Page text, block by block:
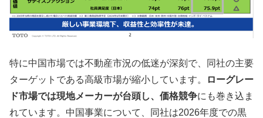
特に中国市場では不動産市況の低迷が深刻で、同社の主要
ターゲットである高級市場が縮小しています。
ローグレー
ド市場では現地メーカーが台頭し、価格競争にも巻き込ま
れています。中国事業について、同社は2026年度での黒